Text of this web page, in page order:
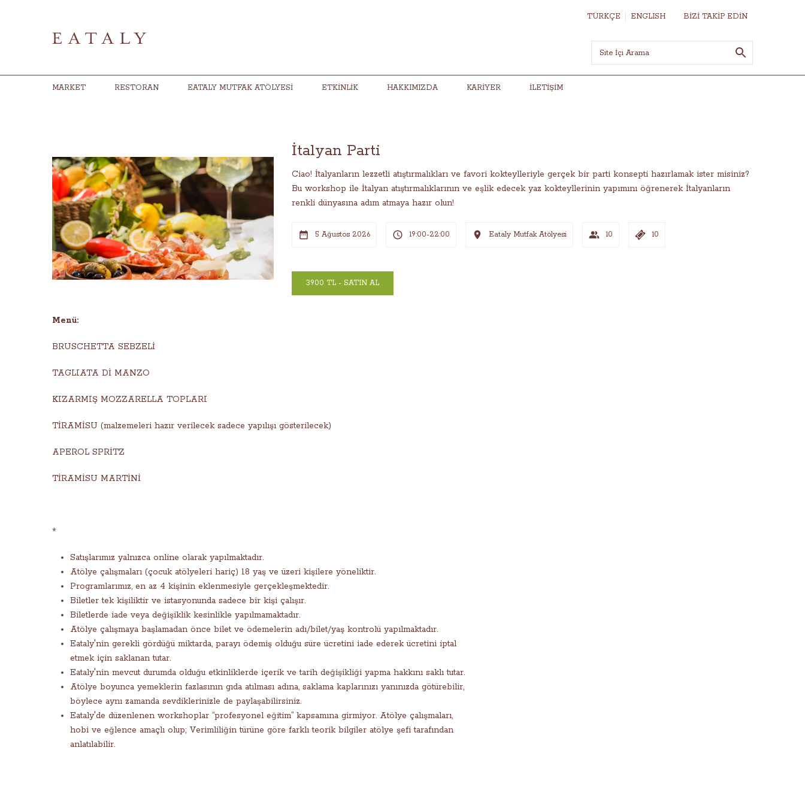
TÜRKÇE ENGLISH BİZİ TAKİP EDİN
MARKET RESTORAN EATALY MUTFAK ATÖLYESI ETKINLIK HAKKIMIZDA KARIYER İLETIŞIM
İtalyan Parti
Ciao! İtalyanların lezzetli atıştırmalıkları ve favori kokteylleriyle gerçek bir parti konsepti hazırlamak ister misiniz?
Bu workshop ile İtalyan atıştırmalıklarının ve eşlik edecek yaz kokteyllerinin yapımını öğrenerek İtalyanların
renkli dünyasına adım atmaya hazır olun!
5 Ağustos 2026 19:00-22:00 Eataly Mutfak Atölyesi 10 10
3900 TL - SATIN AL
Menü:
BRUSCHETTA SEBZELİ
TAGLIATA Dİ MANZO
KIZARMIŞ MOZZARELLA TOPLARI
TİRAMİSU (malzemeleri hazır verilecek sadece yapılışı gösterilecek)
APEROL SPRİTZ
TİRAMİSU MARTİNİ
*
Satışlarımız yalnızca online olarak yapılmaktadır.
Atölye çalışmaları (çocuk atölyeleri hariç) 18 yaş ve üzeri kişilere yöneliktir.
Programlarımız, en az 4 kişinin eklenmesiyle gerçekleşmektedir.
Biletler tek kişiliktir ve istasyonunda sadece bir kişi çalışır.
Biletlerde iade veya değişiklik kesinlikle yapılmamaktadır.
Atölye çalışmaya başlamadan önce bilet ve ödemelerin adı/bilet/yaş kontrolü yapılmaktadır.
Eataly'nin gerekli gördüğü miktarda, parayı ödemiş olduğu süre ücretini iade ederek ücretini iptal
etmek için saklanan tutar.
Eataly'nin mevcut durumda olduğu etkinliklerde içerik ve tarih değişikliği yapma hakkını saklı tutar.
Atölye boyunca yemeklerin fazlasının gıda atılması adına, saklama kaplarınızı yanınızda götürebilir,
böylece aynı zamanda sevdiklerinizle de paylaşabilirsiniz.
Eataly'de düzenlenen workshoplar “profesyonel eğitim” kapsamına girmiyor. Atölye çalışmaları,
hobi ve eğlence amaçlı olup; Verimliliğin türüne göre farklı teorik bilgiler atölye şefi tarafından
anlatılabilir.